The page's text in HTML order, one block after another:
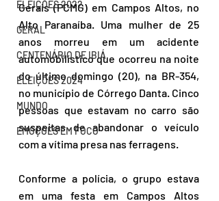
ELEIÇÕES 2022
GERAL
CENTENÁRIO DE IBIÁ
ELEIÇÕES 2024
MUNDO
EMOÇÕES EM FOCO
Gerais (PCMG) em Campos Altos, no
Alto Paranaíba. Uma mulher de 25
anos morreu em um acidente
automobilístico que ocorreu na noite
do último domingo (20), na BR-354,
no município de Córrego Danta. Cinco
pessoas que estavam no carro são
suspeitas de abandonar o veículo
com a vítima presa nas ferragens.
Conforme a polícia, o grupo estava
em uma festa em Campos Altos